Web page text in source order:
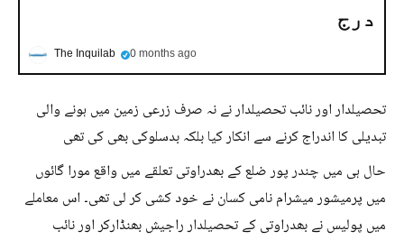
درج
The Inquilab 0 months ago
تحصیلدار اور نائب تحصیلدار نے نہ صرف زرعی زمین میں ہونے والی
تبدیلی کا اندراج کرنے سے انکار کیا بلکہ بدسلوکی بھی کی تھی
حال ہی میں چندر پور ضلع کے بھدراوتی تعلقے میں واقع مورا گائوں
میں پرمیشور میشرام نامی کسان نے خود کشی کر لی تھی۔ اس معاملے
میں پولیس نے بھدراوتی کے تحصیلدار راجیش بھنڈارکر اور نائب